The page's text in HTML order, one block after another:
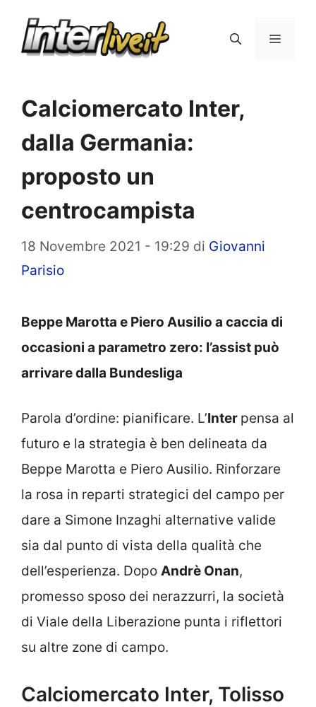
Menu
Calciomercato Inter,
dalla Germania:
proposto un
centrocampista
18 Novembre 2021 - 19:29 di Giovanni
Parisio
Beppe Marotta e Piero Ausilio a caccia di
occasioni a parametro zero: l’assist può
arrivare dalla Bundesliga
Parola d’ordine: pianificare. L’Inter pensa al
futuro e la strategia è ben delineata da
Beppe Marotta e Piero Ausilio. Rinforzare
la rosa in reparti strategici del campo per
dare a Simone Inzaghi alternative valide
sia dal punto di vista della qualità che
dell’esperienza. Dopo Andrè Onan,
promesso sposo dei nerazzurri, la società
di Viale della Liberazione punta i riflettori
su altre zone di campo.
Calciomercato Inter, Tolisso